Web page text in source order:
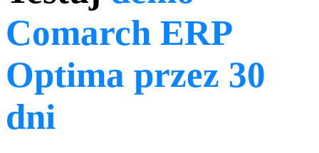
Comarch ERP
Optima przez 30
dni